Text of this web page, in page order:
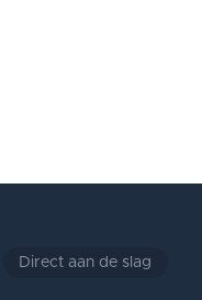
Direct aan de slag